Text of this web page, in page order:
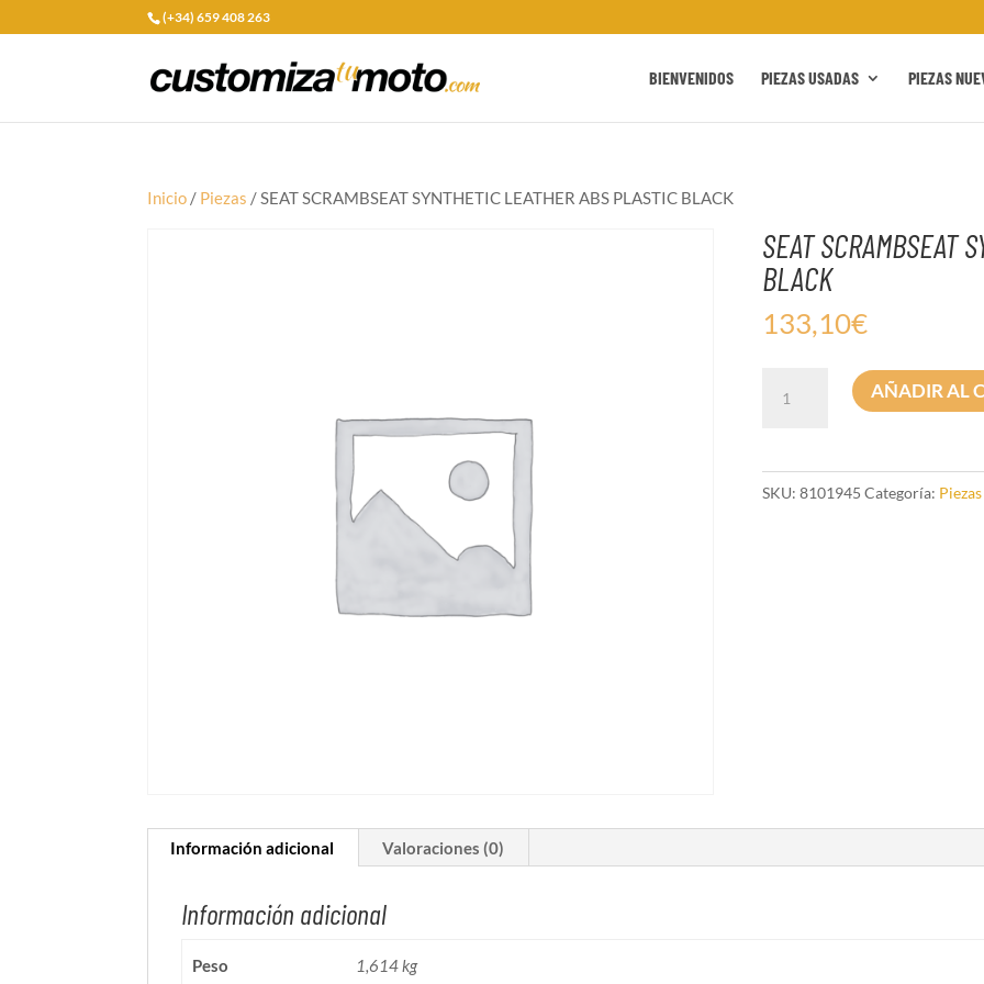
(+34) 659 408 263
BIENVENIDOS PIEZAS USADAS PIEZAS
Inicio / Piezas / SEAT SCRAMBSEAT SYNTHETIC LEATHER ABS PLASTIC BLACK
SEAT SCRAMBSEAT
BLACK
133,10€
SCRAMBSEAT
ABS
AÑADIR AL
SKU: 8101945 Categoría: Piezas
Información adicional Valoraciones (0)
Información adicional
Peso 1,614 kg